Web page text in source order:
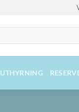
UTHYRNING